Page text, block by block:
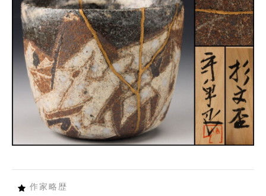
作家略歴